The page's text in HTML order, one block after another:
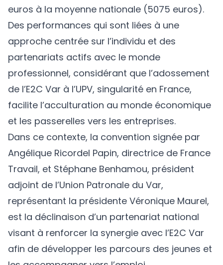
euros à la moyenne nationale (5075 euros).
Des performances qui sont liées à une
approche centrée sur l’individu et des
partenariats actifs avec le monde
professionnel, considérant que l’adossement
de l’E2C Var à l’UPV, singularité en France,
facilite l’acculturation au monde économique
et les passerelles vers les entreprises.
Dans ce contexte, la convention signée par
Angélique Ricordel Papin, directrice de France
Travail, et Stéphane Benhamou, président
adjoint de l’Union Patronale du Var,
représentant la présidente Véronique Maurel,
est la déclinaison d’un partenariat national
visant à renforcer la synergie avec l’E2C Var
afin de développer les parcours des jeunes et